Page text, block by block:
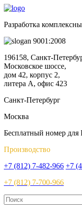
Разработка
9001:2008
196158, Санкт-
Московское шоссе,
дом 42, корпус 2,
литера А, офис 423
Санкт-Петербург
Москва
Бесплатный номер для
Производство
+7 (812) 7-482-966 +7
+7 (812) 7-700-966